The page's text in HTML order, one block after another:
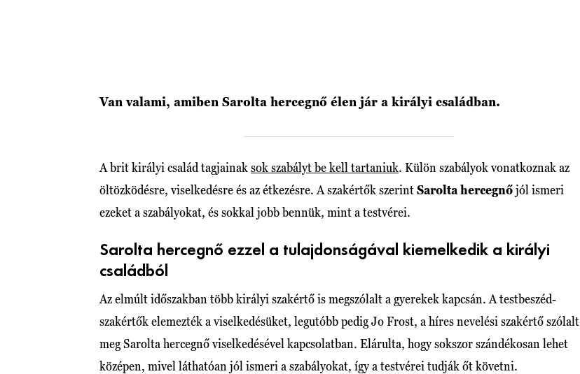
Van valami, amiben Sarolta hercegnő élen jár a királyi családban.
A brit királyi család tagjainaksok szabályt be kell tartaniuk. Külön szabályok vonatkoznak az
öltözködésre, viselkedésre és az étkezésre. A szakértők szerintSarolta hercegnőjól ismeri
ezeket a szabályokat, és sokkal jobb bennük, mint a testvérei.
Sarolta hercegnő ezzel a tulajdonságával kiemelkedik a királyi
családból
Az elmúlt időszakban több királyi szakértő is megszólalt a gyerekek kapcsán. A testbeszéd-
szakértők elemezték a viselkedésüket, legutóbb pedig Jo Frost, a híres nevelési szakértő szólalt
meg Sarolta hercegnő viselkedésével kapcsolatban. Elárulta, hogy sokszor szándékosan lehet
középen, mivel láthatóan jól ismeri a szabályokat, így a testvérei tudják őt követni.